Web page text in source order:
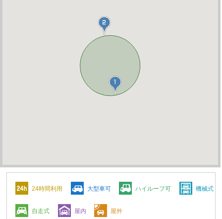
24時間利用 大型車可 ハイルーフ可 機械式
自走式 屋内 屋外